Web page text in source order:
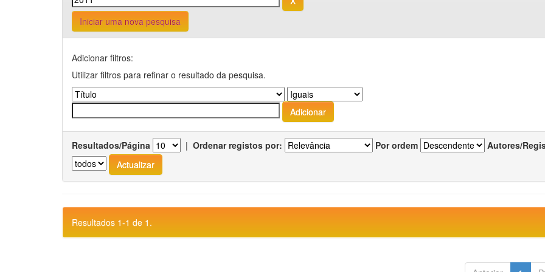
Iniciar uma nova pesquisa
Adicionar filtros:
Utilizar filtros para refinar o resultado da pesquisa.
Resultados/Página | Ordenar registos por: Por ordem Autores/
Resultados 1-1 de 1.